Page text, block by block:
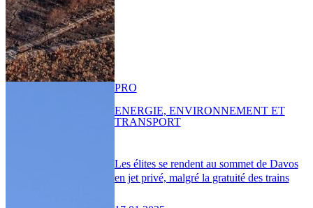
Les élites se rendent au sommet de Davos
en jet privé, malgré la gratuité des trains
PRO
ENERGIE, ENVIRONNEMENT ET
TRANSPORT